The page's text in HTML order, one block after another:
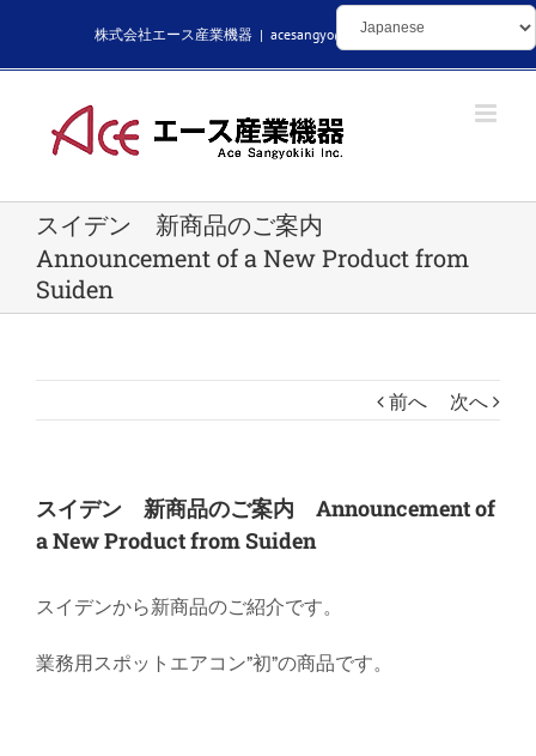
株式会社エース産業機器 | acesangyo@kikaibuhin.com
スイデン 新商品のご案内
Announcement of a New Product from
Suiden
前へ 次へ
スイデン 新商品のご案内 Announcement of
a New Product from Suiden
スイデンから新商品のご紹介です。
業務用スポットエアコン”初”の商品です。